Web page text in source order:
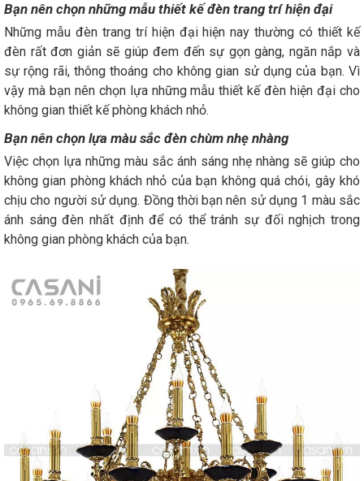
Bạn nên chọn những mẫu thiết kế đèn trang trí hiện đại
Những mẫu đèn trang trí hiện đại hiện nay thường có thiết kế
đèn rất đơn giản sẽ giúp đem đến sự gọn gàng, ngăn nắp và
sự rộng rãi, thông thoáng cho không gian sử dụng của bạn. Vì
vậy mà bạn nên chọn lựa những mẫu thiết kế đèn hiện đại cho
không gian thiết kế phòng khách nhỏ.
Bạn nên chọn lựa màu sắc đèn chùm nhẹ nhàng
Việc chọn lựa những màu sắc ánh sáng nhẹ nhàng sẽ giúp cho
không gian phòng khách nhỏ của bạn không quá chói, gây khó
chịu cho người sử dụng. Đồng thời bạn nên sử dụng 1 màu sắc
ánh sáng đèn nhất định để có thể tránh sự đối nghịch trong
không gian phòng khách của bạn.